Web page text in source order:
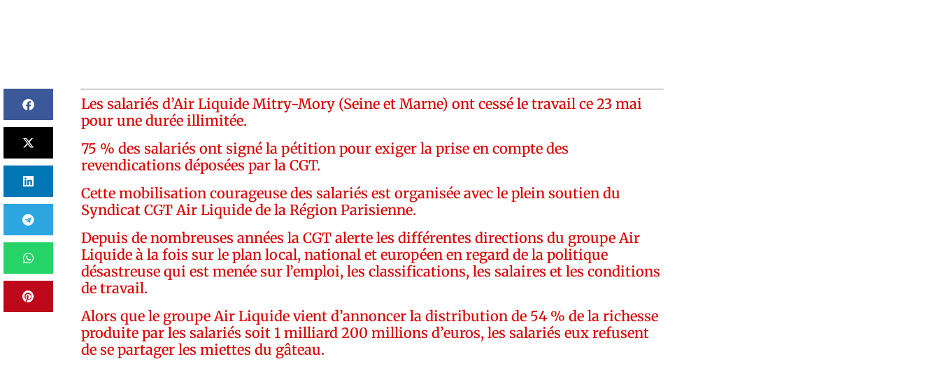
Les salariés d’Air Liquide Mitry-Mory (Seine et Marne) ont cessé le travail ce 23 mai
pour une durée illimitée.
75 % des salariés ont signé la pétition pour exiger la prise en compte des
revendications déposées par la CGT.
Cette mobilisation courageuse des salariés est organisée avec le plein soutien du
Syndicat CGT Air Liquide de la Région Parisienne.
Depuis de nombreuses années la CGT alerte les différentes directions du groupe Air
Liquide à la fois sur le plan local, national et européen en regard de la politique
désastreuse qui est menée sur l’emploi, les classifications, les salaires et les conditions
de travail.
Alors que le groupe Air Liquide vient d’annoncer la distribution de 54 % de la richesse
produite par les salariés soit 1 milliard 200 millions d’euros, les salariés eux refusent
de se partager les miettes du gâteau.